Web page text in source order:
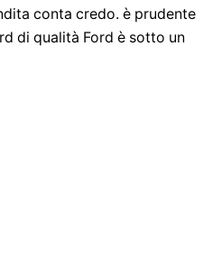
conta credo. è prudente
di qualità Ford è sotto un